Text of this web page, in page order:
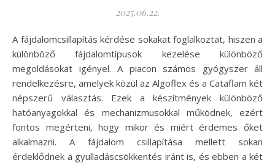
2025.06.22.
A fájdalomcsillapítás kérdése sokakat foglalkoztat, hiszen a
különböző fájdalomtípusok kezelése különböző
megoldásokat igényel. A piacon számos gyógyszer áll
rendelkezésre, amelyek közül az Algoflex és a Cataflam két
népszerű választás. Ezek a készítmények különböző
hatóanyagokkal és mechanizmusokkal működnek, ezért
fontos megérteni, hogy mikor és miért érdemes őket
alkalmazni. A fájdalom csillapítása mellett sokan
érdeklődnek a gyulladáscsökkentés iránt is, és ebben a két